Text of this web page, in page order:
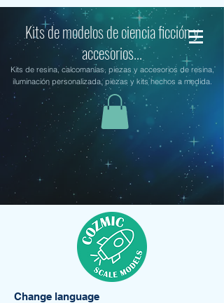
Kits de modelos de ciencia ficción y
accesorios...
Kits de resina, calcomanías, piezas y accesorios de resina,
iluminación personalizada, piezas y kits hechos a medida.
Change language